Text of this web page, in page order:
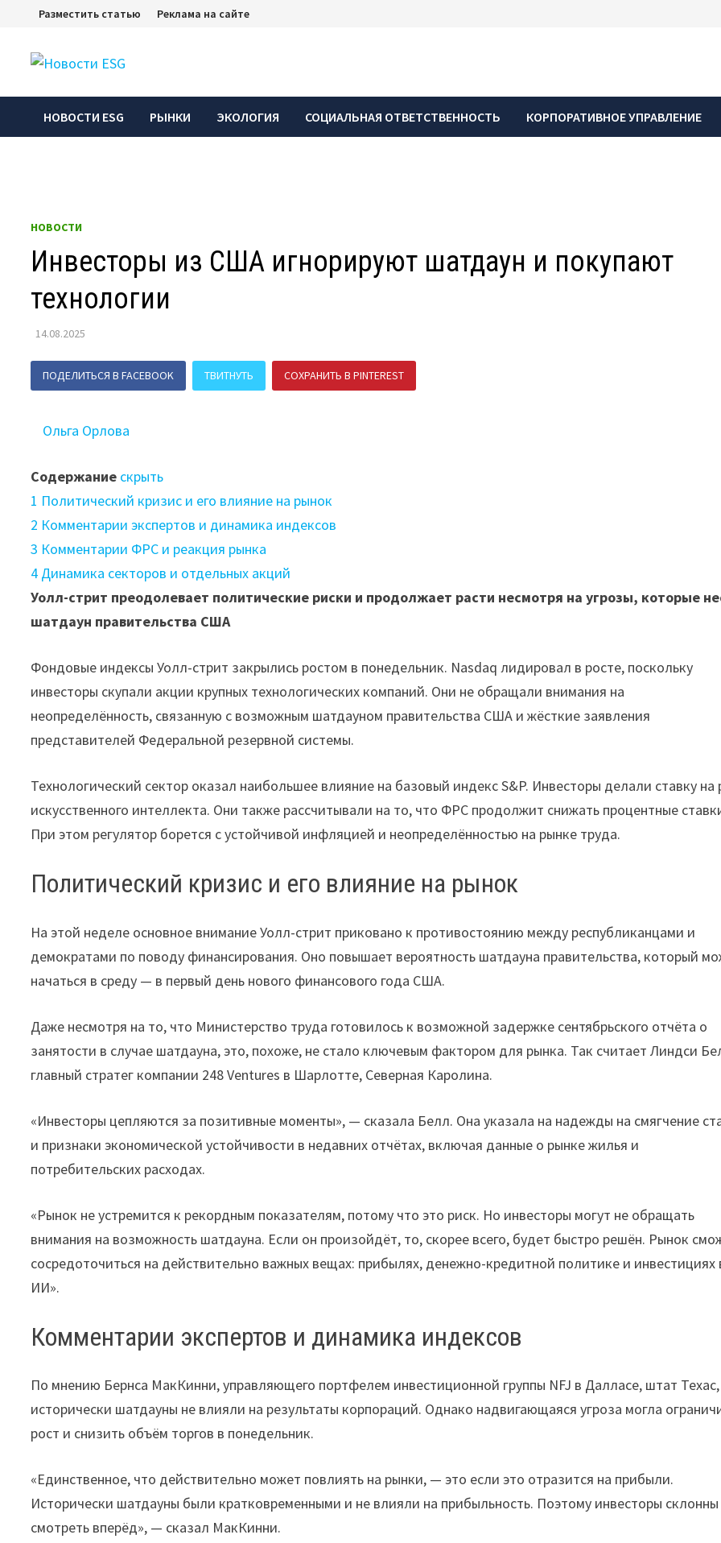
Перейти
содержимому
Разместить статью Реклама на сайте
НОВОСТИ ESG РЫНКИ ЭКОЛОГИЯ СОЦИАЛЬНАЯ ОТВЕТСТВЕННОСТЬ КОРПОРАТИВНОЕ УПРАВЛЕНИЕ
НОВОСТИ
Инвесторы из США игнорируют шатдаун и покупают
технологии
14.08.2025
ПОДЕЛИТЬСЯ В FACEBOOK ТВИТНУТЬ СОХРАНИТЬ В PINTEREST
Ольга Орлова
Содержание скрыть
1 Политический кризис и его влияние на рынок
2 Комментарии экспертов и динамика индексов
3 Комментарии ФРС и реакция рынка
4 Динамика секторов и отдельных акций
Уолл-стрит преодолевает политические риски и продолжает расти несмотря на угрозы, которые
шатдаун правительства США
Фондовые индексы Уолл-стрит закрылись ростом в понедельник. Nasdaq лидировал в росте, поскольку
инвесторы скупали акции крупных технологических компаний. Они не обращали внимания на
неопределённость, связанную с возможным шатдауном правительства США и жёсткие заявления
представителей Федеральной резервной системы.
Технологический сектор оказал наибольшее влияние на базовый индекс S&P. Инвесторы делали ставку на
искусственного интеллекта. Они также рассчитывали на то, что ФРС продолжит снижать процентные
При этом регулятор борется с устойчивой инфляцией и неопределённостью на рынке труда.
Политический кризис и его влияние на рынок
На этой неделе основное внимание Уолл-стрит приковано к противостоянию между республиканцами и
демократами по поводу финансирования. Оно повышает вероятность шатдауна правительства, который
начаться в среду — в первый день нового финансового года США.
Даже несмотря на то, что Министерство труда готовилось к возможной задержке сентябрьского отчёта о
занятости в случае шатдауна, это, похоже, не стало ключевым фактором для рынка. Так считает Линдси
главный стратег компании 248 Ventures в Шарлотте, Северная Каролина.
«Инвесторы цепляются за позитивные моменты», — сказала Белл. Она указала на надежды на смягчение
и признаки экономической устойчивости в недавних отчётах, включая данные о рынке жилья и
потребительских расходах.
«Рынок не устремится к рекордным показателям, потому что это риск. Но инвесторы могут не обращать
внимания на возможность шатдауна. Если он произойдёт, то, скорее всего, будет быстро решён. Рынок
сосредоточиться на действительно важных вещах: прибылях, денежно-кредитной политике и инвестициях
ИИ».
Комментарии экспертов и динамика индексов
По мнению Бернса МакКинни, управляющего портфелем инвестиционной группы NFJ в Далласе, штат Техас,
исторически шатдауны не влияли на результаты корпораций. Однако надвигающаяся угроза могла
рост и снизить объём торгов в понедельник.
«Единственное, что действительно может повлиять на рынки, — это если это отразится на прибыли.
Исторически шатдауны были кратковременными и не влияли на прибыльность. Поэтому инвесторы склонны
смотреть вперёд», — сказал МакКинни.